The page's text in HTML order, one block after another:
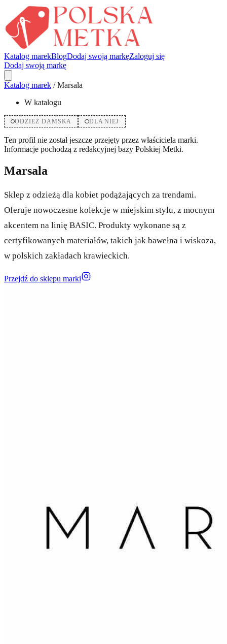
Katalog marekBlogDodaj swoją markęZaloguj się
Dodaj swoją markę
Katalog marek / Marsala
W katalogu
ODZIEŻ DAMSKA DLA NIEJ
Ten profil nie został jeszcze przejęty przez właściciela marki.
Informacje pochodzą z redakcyjnej bazy Polskiej Metki.
Marsala
Sklep z odzieżą dla kobiet podążających za trendami.
Oferuje nowoczesne kolekcje w miejskim stylu, z mocnym
akcentem na linię BASIC. Produkty wykonane są z
certyfikowanych materiałów, takich jak bawełna i wiskoza,
w polskich zakładach krawieckich.
Przejdź do sklepu marki